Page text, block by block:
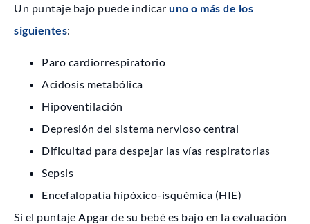
Un puntaje bajo puede indicar uno o más de los
siguientes:
Paro cardiorrespiratorio
Acidosis metabólica
Hipoventilación
Depresión del sistema nervioso central
Dificultad para despejar las vías respiratorias
Sepsis
Encefalopatía hipóxico-isquémica (HIE)
Si el puntaje Apgar de su bebé es bajo en la evaluación